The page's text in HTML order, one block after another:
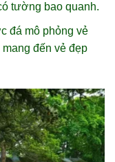
tường bao quanh.
đá mô phỏng vẻ
đến vẻ đẹp